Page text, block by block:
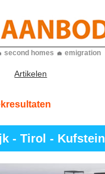
second homes emigration
Artikelen
- Tirol - Kufstein